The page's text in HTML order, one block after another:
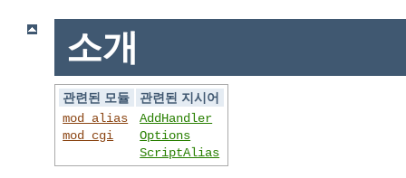
소개
관련된 모듈
관련된 지시어
mod_alias
mod_cgi
AddHandler
Options
ScriptAlias